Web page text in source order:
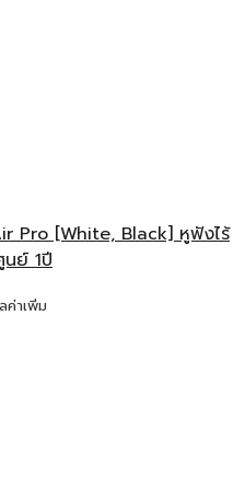
Pro [White, Black] หูฟังไร้
ย์ 1ปี
ค่าเพิ่ม